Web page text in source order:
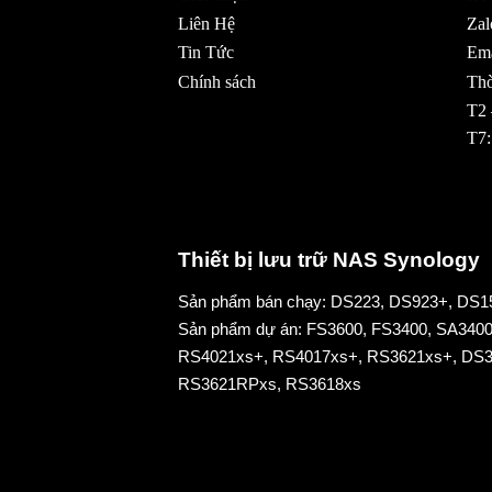
Liên Hệ
Tin Tức
Chính sách
T2
Thiết bị lưu trữ NAS Synology
Sản phẩm bán chạy: DS223, DS923+,
Sản phẩm dự án: FS3600, FS3400, SA3400
RS4021xs+, RS4017xs+, RS3621xs+,
RS3621RPxs, RS3618xs